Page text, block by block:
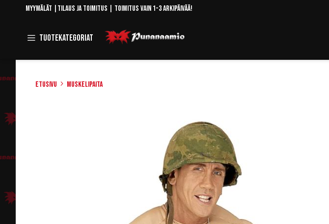
Skip
Myymälät Tilaus ja toimitus | Toimitus vain 1-3 arkipäivää!
Tuotekategoriat Toggle
Navigation
Etusivu Muskelipaita